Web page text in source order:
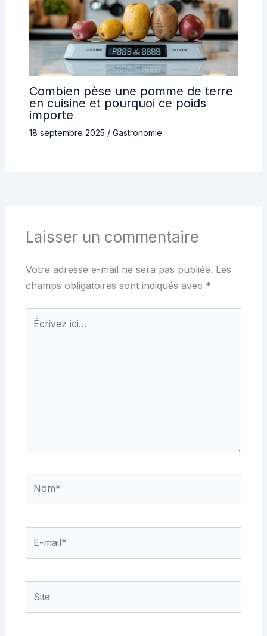
Combien pèse une pomme de terre
en cuisine et pourquoi ce poids
importe
18 septembre 2025 / Gastronomie
Laisser un commentaire
Votre adresse e-mail ne sera pas publiée. Les
champs obligatoires sont indiqués avec *
Écrivez